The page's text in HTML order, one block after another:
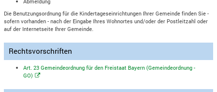
Die Benutzungsordnung für die Kindertageseinrichtungen Ihrer Gemeinde finden Sie -
sofern vorhanden - nach der Eingabe Ihres Wohnortes und/oder der Postleitzahl oder
auf der Internetseite Ihrer Gemeinde.
Rechtsvorschriften
Art. 23 Gemeindeordnung für den Freistaat Bayern (Gemeindeordnung -
GO)